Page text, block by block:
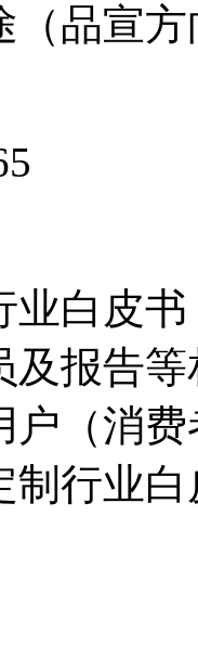
（品宣
业白皮
及报告
户（消
制行业